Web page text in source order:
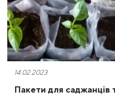
14.02.2023
Пакети для саджанців